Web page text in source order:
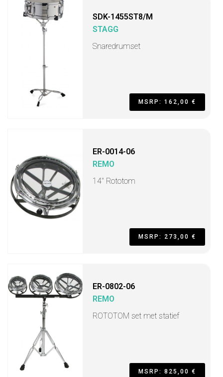
SDK-1455ST8/M
STAGG
Snaredrumset
MSRP: 162,00 €
ER-0014-06
REMO
14" Rototom
MSRP: 273,00 €
ER-0802-06
REMO
ROTOTOM set met statief
MSRP: 825,00 €